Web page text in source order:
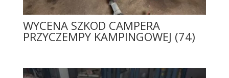
WYCENA SZKOD CAMPERA
PRZYCZEMPY KAMPINGOWEJ (74)